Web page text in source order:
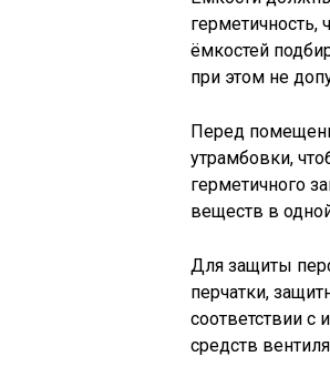
ёмкостей
при этом не
Перед
утрамбовки,
герметичного
веществ в
Для защиты
перчатки,
соответствии с
средств